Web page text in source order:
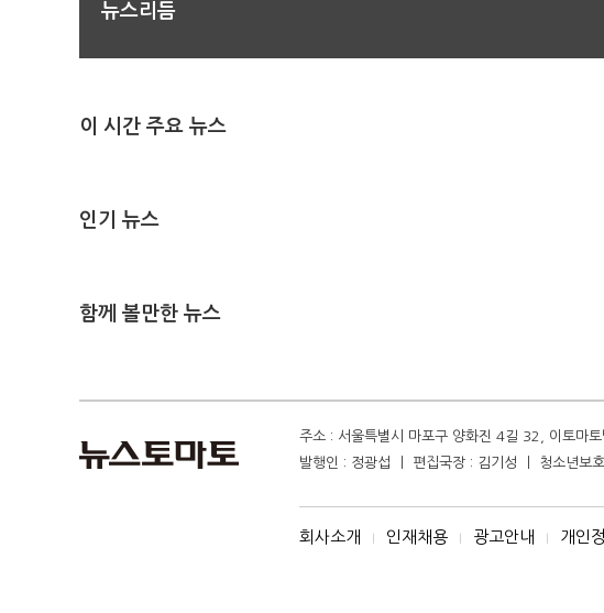
뉴스리듬
이 시간 주요 뉴스
인기 뉴스
함께 볼만한 뉴스
주소 : 서울특별시 마포구 양화진 4길 32, 이토마
발행인 : 정광섭 ㅣ 편집국장 : 김기성 ㅣ 청소년
회사소개 I 인재채용 I 광고안내 I 개인